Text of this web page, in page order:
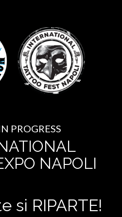
PROGRESS
NAPOLI
si RIPARTE!